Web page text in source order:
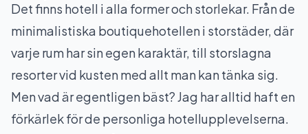
Det finns hotell i alla former och storlekar. Från de
minimalistiska boutiquehotellen i storstäder, där
varje rum har sin egen karaktär, till storslagna
resorter vid kusten med allt man kan tänka sig.
Men vad är egentligen bäst? Jag har alltid haft en
förkärlek för de personliga hotellupplevelserna.